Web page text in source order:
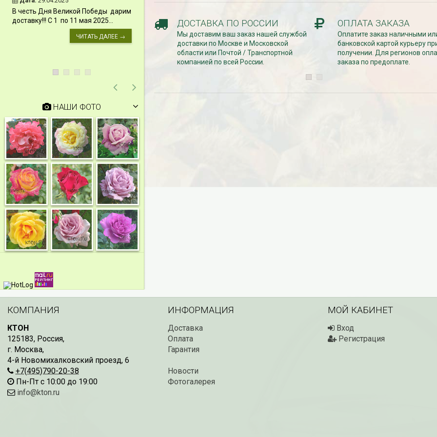
В честь Дня Великой Победы дарим
доставку!!! С 1 по 11 мая 2025...
ЧИТАТЬ ДАЛЕЕ →
Скидки 15% !!! При заказе товаров на
сумму от 1000 руб. с 16 марта по 31
марта 2024...
ЧИТАТЬ ДАЛЕЕ →
марта дарим доставку!!! С 1 марта по
10...
ЧИТАТЬ ДАЛЕЕ →
НАШИ ФОТО
ДОСТАВКА ПО РОССИИ
Мы доставим ваш заказ нашей службой
доставки по Москве и Московской
области или Почтой / Транспортной
компанией по всей России.
ОПЛАТА ЗАКАЗА
Оплатите заказ наличными
банковской картой курьеру
получении. Для регионов
заказа по предоплате.
КОМПАНИЯ
КТОН
125183, Россия,
г. Москва,
4-й Новомихалковский проезд, 6
+7(495)790-20-38
Пн-Пт с 10:00 до 19:00
info@kton.ru
ИНФОРМАЦИЯ
Доставка
Оплата
Гарантия
Новости
Фотогалерея
МОЙ КАБИНЕТ
Вход
Регистрация